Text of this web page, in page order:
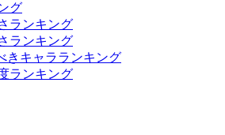
グ
ランキング
ランキング
きキャラランキング
ランキング